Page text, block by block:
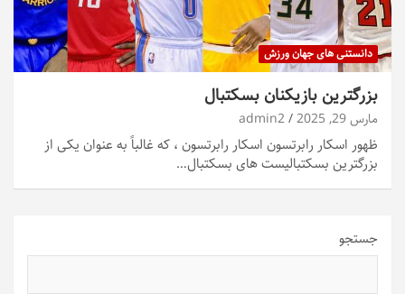
دانستنی های جهان ورزش
بزرگترین بازیکنان بسکتبال
مارس 29, 2025 admin2
ظهور اسکار رابرتسون اسکار رابرتسون ، که غالباً به عنوان یکی از
بزرگترین بسکتبالیست های بسکتبال…
جستجو